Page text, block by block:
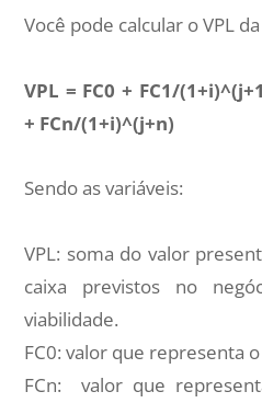
Você pode calcular o VPL
VPL = FC0 + FC1/
+ FCn/(1+i)^(j+n)
Sendo as variáveis:
VPL: soma do valor
caixa previstos no
viabilidade.
FC0: valor que representa
FCn: valor que